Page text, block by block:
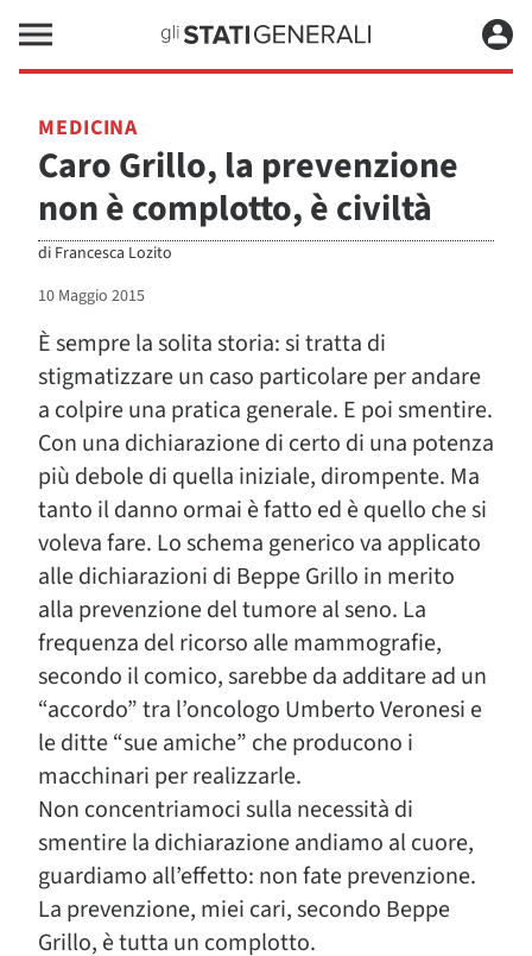
MEDICINA
Caro Grillo, la prevenzione
non è complotto, è civiltà
di Francesca Lozito
10 Maggio 2015
È sempre la solita storia: si tratta di
stigmatizzare un caso particolare per andare
a colpire una pratica generale. E poi smentire.
Con una dichiarazione di certo di una potenza
più debole di quella iniziale, dirompente. Ma
tanto il danno ormai è fatto ed è quello che si
voleva fare. Lo schema generico va applicato
alle dichiarazioni di Beppe Grillo in merito
alla prevenzione del tumore al seno. La
frequenza del ricorso alle mammografie,
secondo il comico, sarebbe da additare ad un
“accordo” tra l’oncologo Umberto Veronesi e
le ditte “sue amiche” che producono i
macchinari per realizzarle.
Non concentriamoci sulla necessità di
smentire la dichiarazione andiamo al cuore,
guardiamo all’effetto: non fate prevenzione.
La prevenzione, miei cari, secondo Beppe
Grillo, è tutta un complotto.